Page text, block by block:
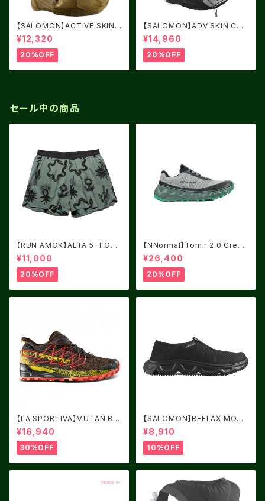
【SALOMON】ACTIVE SKIN 1
2 BRILLIANT OLIVE / Willo
w
¥12,320
20%OFF
【SALOMON】ADV SKIN CRO
¥14,960
20%OFF
セール中の商品
【RUN AMOK】ALTA 5" FORE
ST
¥11,000
20%OFF
【NNormal】Tomir 2.0 Green
USM8.0/UK7.5
¥26,400
20%OFF
【LA SPORTIVA】MUTAN BL
ACK/YELLOW サイズ：41
¥16,940
30%OFF
【SALOMON】REELAX MOC
6.0 Black / Black / Alloy
¥8,910
10%OFF